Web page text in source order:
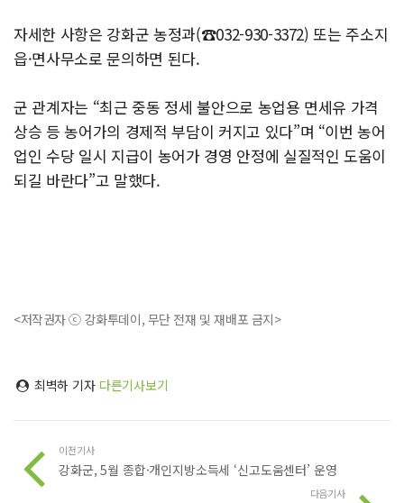
자세한 사항은 강화군 농정과(☎032-930-3372) 또는 주소지
읍·면사무소로 문의하면 된다.
군 관계자는 “최근 중동 정세 불안으로 농업용 면세유 가격
상승 등 농어가의 경제적 부담이 커지고 있다”며 “이번 농어
업인 수당 일시 지급이 농어가 경영 안정에 실질적인 도움이
되길 바란다”고 말했다.
<저작권자 ⓒ 강화투데이, 무단 전재 및 재배포 금지>
최벽하 기자 다른기사보기
이전기사
강화군, 5월 종합·개인지방소득세 ‘신고도움센터’ 운영
다음기사